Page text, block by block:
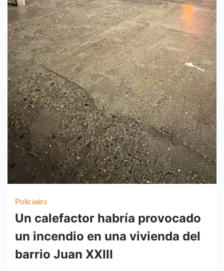
Policiales
Un calefactor habría provocado
un incendio en una vivienda del
barrio Juan XXIII